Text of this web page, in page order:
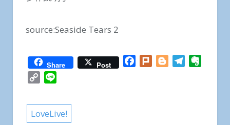
source:Seaside Tears 2
Share Post Facebook
Plurk BloggerTelegram
Copy
LoveLive!